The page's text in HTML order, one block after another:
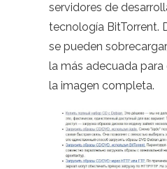
servidores de
tecnología BitTorrent.
se pueden
la más adecuada
la imagen completa.